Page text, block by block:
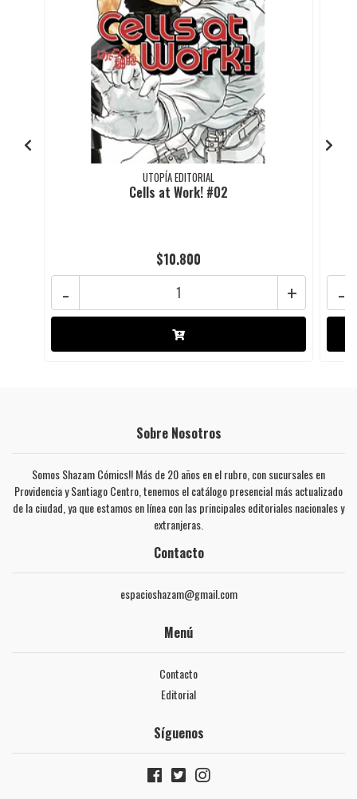
UTOPÍA EDITORIAL
Cells at Work! #02
$10.800
+
- -
Sobre Nosotros
Somos Shazam Cómics!! Más de 20 años en el rubro, con sucursales en
Providencia y Santiago Centro, tenemos el catálogo presencial más actualizado
de la ciudad, ya que estamos en línea con las principales editoriales nacionales y
extranjeras.
Contacto
espacioshazam@gmail.com
Menú
Contacto
Editorial
Síguenos